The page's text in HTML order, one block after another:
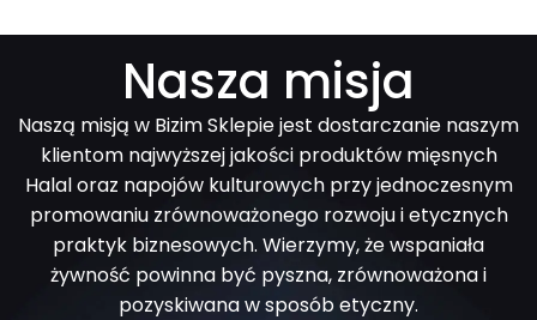
Nasza misja
Naszą misją w Bizim Sklepie jest dostarczanie naszym
klientom najwyższej jakości produktów mięsnych
Halal oraz napojów kulturowych przy jednoczesnym
promowaniu zrównoważonego rozwoju i etycznych
praktyk biznesowych. Wierzymy, że wspaniała
żywność powinna być pyszna, zrównoważona i
pozyskiwana w sposób etyczny.